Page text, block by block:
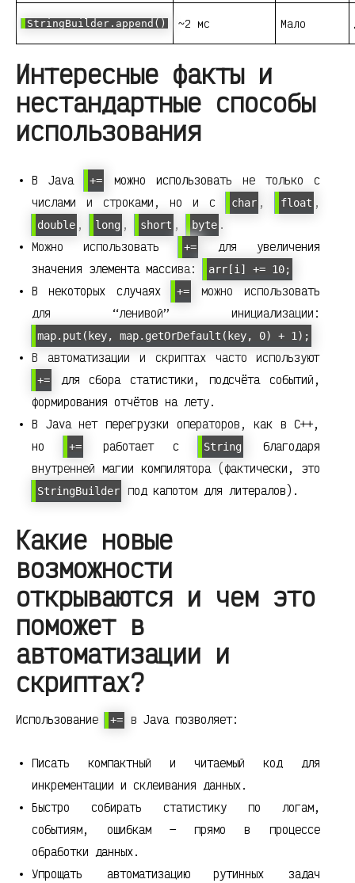
StringBuilder.append() ~2 мс Мало
Интересные факты и
нестандартные способы
использования
В Java +=
можно использовать не только с
числами и строками, но и с
char , float ,
double , long , short , byte .
Можно использовать
+=
для увеличения
значения элемента массива:
arr[i] += 10;
В некоторых случаях +=
можно использовать
для “ленивой” инициализации:
map.put(key, map.getOrDefault(key, 0) + 1);
В автоматизации и скриптах часто используют
+=
для сбора статистики, подсчёта событий,
формирования отчётов на лету.
В Java нет перегрузки операторов, как в C++,
но
+= работает с String
благодаря
внутренней магии компилятора (фактически, это
StringBuilder под капотом для литералов).
Какие новые
возможности
открываются и чем это
поможет в
автоматизации и
скриптах?
Использование += в Java позволяет:
Писать компактный и читаемый код для
инкрементации и склеивания данных.
Быстро собирать статистику по логам,
событиям, ошибкам — прямо в процессе
обработки данных.
Упрощать автоматизацию рутинных задач